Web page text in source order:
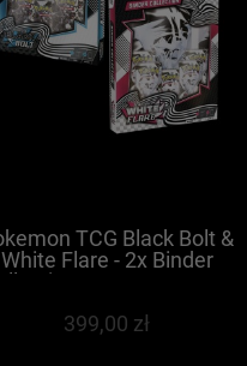
TCG Black Bolt &
White Flare - 2x Binder
- WYPRZEDANE
399,00 zł